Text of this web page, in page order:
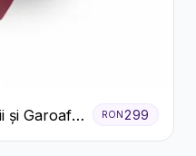
și Garoafe
RON 299